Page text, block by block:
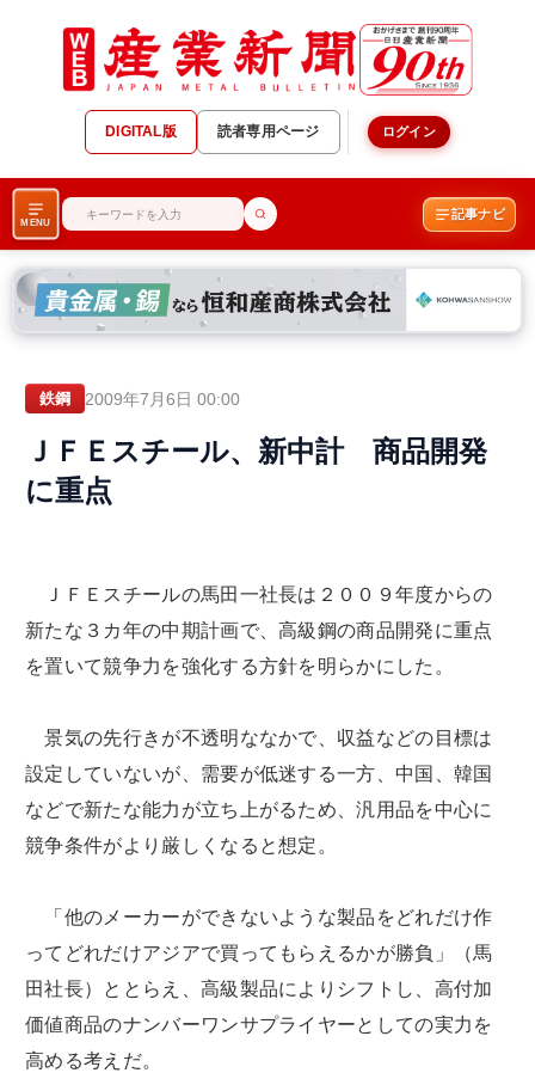
DIGITAL版 読者専用ページ ログイン
MENU
記事ナビ
鉄鋼 2009年7月6日 00:00
ＪＦＥスチール、新中計 商品開発
に重点
ＪＦＥスチールの馬田一社長は２００９年度からの
新たな３カ年の中期計画で、高級鋼の商品開発に重点
を置いて競争力を強化する方針を明らかにした。
景気の先行きが不透明ななかで、収益などの目標は
設定していないが、需要が低迷する一方、中国、韓国
などで新たな能力が立ち上がるため、汎用品を中心に
競争条件がより厳しくなると想定。
「他のメーカーができないような製品をどれだけ作
ってどれだけアジアで買ってもらえるかが勝負」（馬
田社長）ととらえ、高級製品によりシフトし、高付加
価値商品のナンバーワンサプライヤーとしての実力を
高める考えだ。